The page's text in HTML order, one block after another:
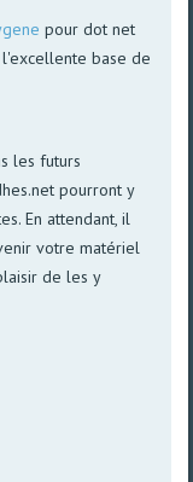
pour dot net
base de
les futurs
pourront y
En attendant, il
votre matériel
de les y